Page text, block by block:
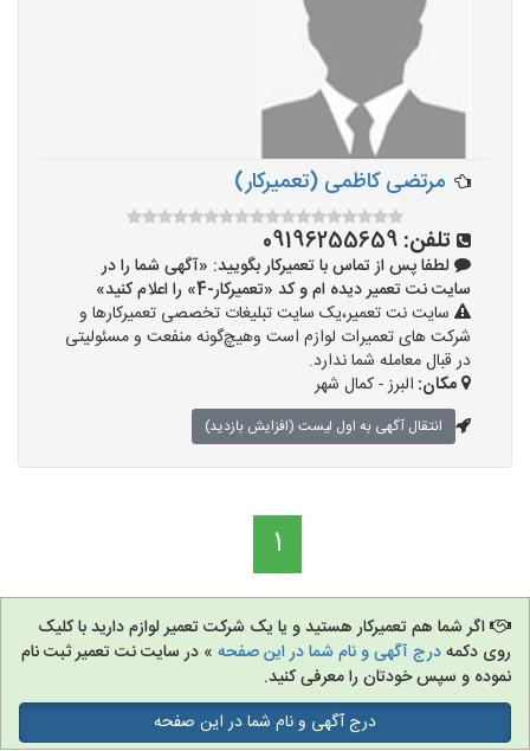
مرتضی کاظمی (تعمیرکار)
تلفن: 09196255659
لطفا پس از تماس با تعمیرکار بگویید: «آگهی شما را در
سایت نت تعمیر دیده ام و کد «تعمیرکار-4» را اعلام کنید»
سایت نت تعمیر،یک سایت تبلیغات تخصصی تعمیرکارها و
شرکت های تعمیرات لوازم است وهیچ‌گونه منفعت و مسئولیتی
در قبال معامله شما ندارد.
مکان: البرز - کمال شهر
انتقال آگهی به اول لیست (افزایش بازدید)
1
اگر شما هم تعمیرکار هستید و یا یک شرکت تعمیر لوازم دارید با کلیک
روی دکمهدرج آگهی و نام شما در این صفحه » در سایت نت تعمیر ثبت نام
نموده و سپس خودتان را معرفی کنید.
درج آگهی و نام شما در این صفحه